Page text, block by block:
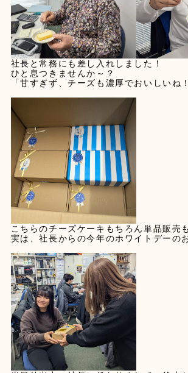
社長と常務にも差し入れしました！
ひと息つきませんか～？
「甘すぎず、チーズも濃厚でおいしいね
こちらのチーズケーキもちろん単品販売
実は、社長からの今年のホワイトデーの